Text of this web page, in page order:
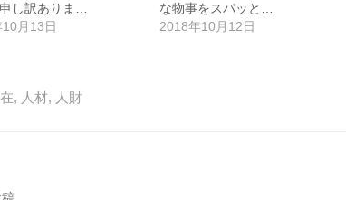
し訳ありま…
月13日
な物事をスパッと…
2018年10月12日
, 人材, 人財